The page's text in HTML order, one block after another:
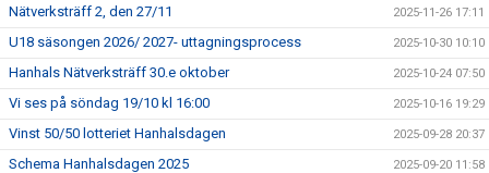
Nätverksträff 2, den 27/11 2025-11-26 17:11
U18 säsongen 2026/ 2027- uttagningsprocess 2025-10-30 10:10
Hanhals Nätverksträff 30.e oktober 2025-10-24 07:50
Vi ses på söndag 19/10 kl 16:00 2025-10-16 19:29
Vinst 50/50 lotteriet Hanhalsdagen 2025-09-28 20:37
Schema Hanhalsdagen 2025 2025-09-20 11:58